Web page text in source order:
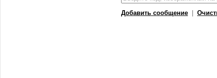
Добавить сообщение